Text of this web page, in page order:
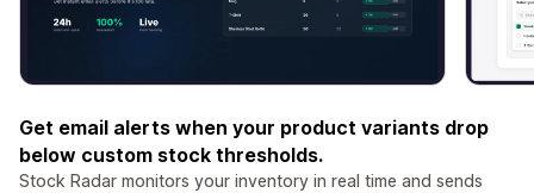
Get email alerts when your product variants drop
below custom stock thresholds.
Stock Radar monitors your inventory in real time and sends